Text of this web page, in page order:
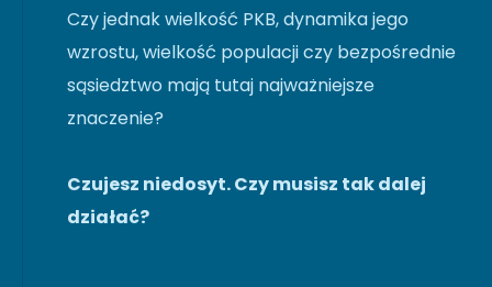
Czy jednak wielkość PKB, dynamika jego
wzrostu, wielkość populacji czy bezpośrednie
sąsiedztwo mają tutaj najważniejsze
znaczenie?
Czujesz niedosyt. Czy musisz tak dalej
działać?